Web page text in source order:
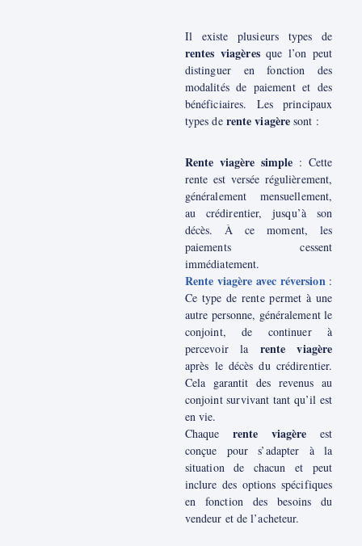
Il existe plusieurs types de
rentes viagèresque l’on peut
distinguer en fonction des
modalités de paiement et des
bénéficiaires. Les principaux
types de rente viagère sont :
Rente viagère simple : Cette
rente est versée régulièrement,
généralement mensuellement,
au crédirentier, jusqu’à son
décès. À ce moment, les
paiements cessent
immédiatement.
Rente viagère avec réversion:
Ce type de rente permet à une
autre personne, généralement le
conjoint, de continuer à
percevoir la rente viagère
après le décès du crédirentier.
Cela garantit des revenus au
conjoint survivant tant qu’il est
en vie.
Chaque rente viagère est
conçue pour s’adapter à la
situation de chacun et peut
inclure des options spécifiques
en fonction des besoins du
vendeur et de l’acheteur.